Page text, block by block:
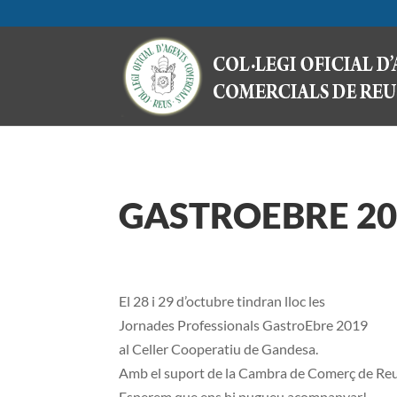
GASTROEBRE
El 28 i 29 d’octubre tindran lloc les
Jornades Professionals GastroEbre 2019
al Celler Cooperatiu de Gandesa.
Amb el suport de la Cambra de Comerç de